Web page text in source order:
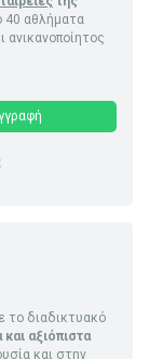
40 αθλήματα
ανικανοποίητος
το διαδικτυακό
αξιόπιστα
και στην